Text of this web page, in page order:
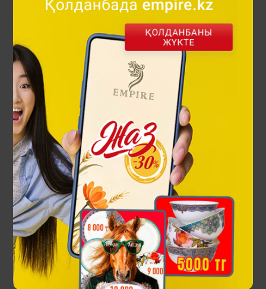
Шығыс туындысы (Мұхит Мырза Али Ақанай)